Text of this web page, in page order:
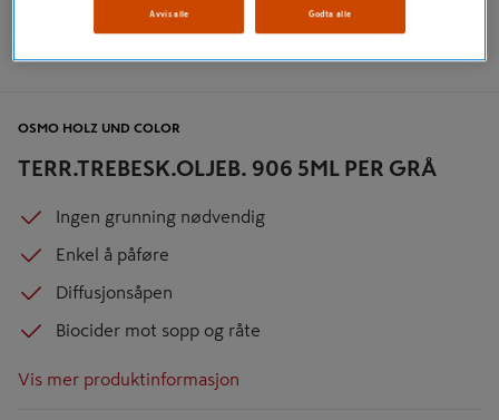
TERR.TREBESK.OLJEB. 906 5ML PER GRÅ
OSMO HOLZ UND COLOR
Ingen grunning nødvendig
Enkel å påføre
Diffusjonsåpen
Biocider mot sopp og råte
Vis mer produktinformasjon
Avvis alle Godta alle